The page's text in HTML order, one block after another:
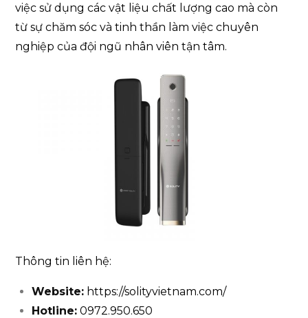
việc sử dụng các vật liệu chất lượng cao mà còn
từ sự chăm sóc và tinh thần làm việc chuyên
nghiệp của đội ngũ nhân viên tận tâm.
Thông tin liên hệ:
Website: https://solityvietnam.com/
Hotline: 0972.950.650